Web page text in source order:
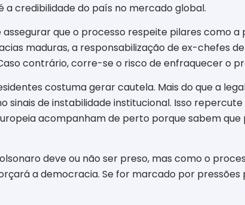
credibilidade do país no mercado global.
que o processo respeite pilares como
maduras, a responsabilização de ex-chefes
contrário, corre-se o risco de enfraquecer o
costuma gerar cautela. Mais do que a
de instabilidade institucional. Isso
acompanham de perto porque sabem
deve ou não ser preso, mas como o
a democracia. Se for marcado por